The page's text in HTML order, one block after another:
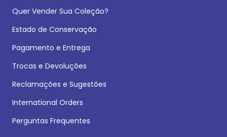
Quer Vender Sua Coleção?
Estado de Conservação
Pagamento e Entrega
Trocas e Devoluções
Reclamações e Sugestões
International Orders
Perguntas Frequentes